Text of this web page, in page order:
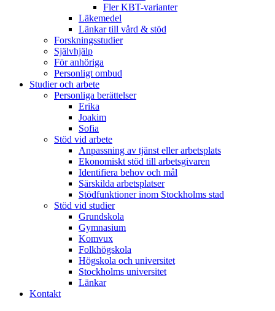
Fler KBT-varianter
Läkemedel
Länkar till vård & stöd
Forskningsstudier
Självhjälp
För anhöriga
Personligt ombud
Studier och arbete
Personliga berättelser
Erika
Joakim
Sofia
Stöd vid arbete
Anpassning av tjänst eller arbetsplats
Ekonomiskt stöd till arbetsgivaren
Identifiera behov och mål
Särskilda arbetsplatser
Stödfunktioner inom Stockholms stad
Stöd vid studier
Grundskola
Gymnasium
Komvux
Folkhögskola
Högskola och universitet
Stockholms universitet
Länkar
Kontakt